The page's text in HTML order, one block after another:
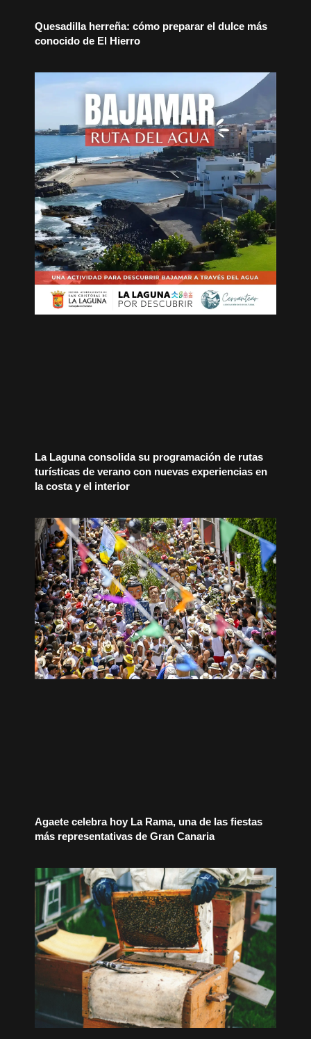
Quesadilla herreña: cómo preparar el dulce más
conocido de El Hierro
La Laguna consolida su programación de rutas
turísticas de verano con nuevas experiencias en
la costa y el interior
Agaete celebra hoy La Rama, una de las fiestas
más representativas de Gran Canaria